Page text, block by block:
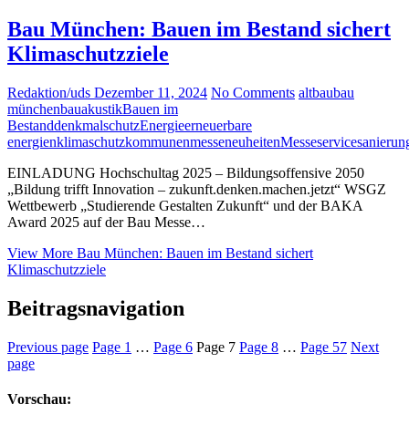
Bau München: Bauen im Bestand sichert
Klimaschutzziele
Redaktion/uds Dezember 11, 2024 No Comments altbaubau
münchenbauakustikBauen im
BestanddenkmalschutzEnergieerneuerbare
energienklimaschutzkommunenmesseneuheitenMesseservice
EINLADUNG Hochschultag 2025 – Bildungsoffensive 2050
„Bildung trifft Innovation – zukunft.denken.machen.jetzt“ WSGZ
Wettbewerb „Studierende Gestalten Zukunft“ und der BAKA
Award 2025 auf der Bau Messe…
View More Bau München: Bauen im Bestand sichert
Klimaschutzziele
Beitragsnavigation
Previous page Page 1 … Page 6 Page 7 Page 8 … Page 57 Next
page
Vorschau: